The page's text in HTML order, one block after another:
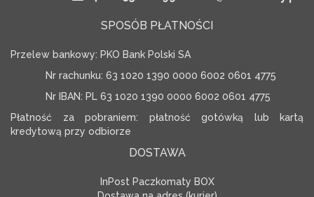
SPOSÓB PŁATNOŚCI
Przelew bankowy: PKO Bank Polski SA
Nr rachunku: 63 1020 1390 0000 6002 0601 4775
Nr IBAN: PL 63 1020 1390 0000 6002 0601 4775
Płatność za pobraniem: płatność gotówką lub kartą
kredytową przy odbiorze
DOSTAWA
InPost Paczkomaty BOX